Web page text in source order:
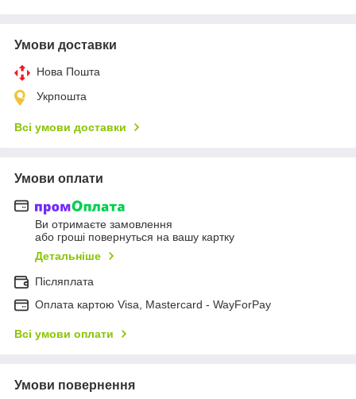
Умови доставки
Нова Пошта
Укрпошта
Всі умови доставки
Умови оплати
Ви отримаєте замовлення
або гроші повернуться на вашу картку
Детальніше
Післяплата
Оплата картою Visa, Mastercard - WayForPay
Всі умови оплати
Умови повернення